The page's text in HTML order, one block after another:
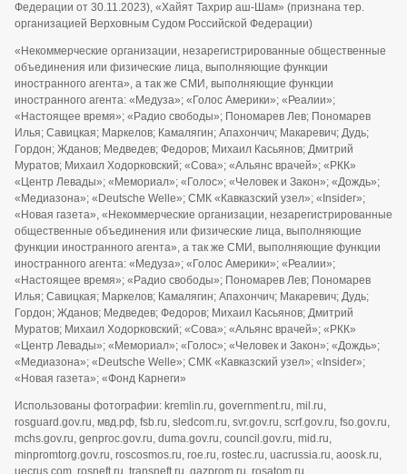
Федерации от 30.11.2023), «Хайят Тахрир аш-Шам» (признана тер.
организацией Верховным Судом Российской Федерации)
«Некоммерческие организации, незарегистрированные общественные
объединения или физические лица, выполняющие функции
иностранного агента», а так же СМИ, выполняющие функции
иностранного агента: «Медуза»; «Голос Америки»; «Реалии»;
«Настоящее время»; «Радио свободы»; Пономарев Лев; Пономарев
Илья; Савицкая; Маркелов; Камалягин; Апахончич; Макаревич; Дудь;
Гордон; Жданов; Медведев; Федоров; Михаил Касьянов; Дмитрий
Муратов; Михаил Ходорковский; «Сова»; «Альянс врачей»; «РКК»
«Центр Левады»; «Мемориал»; «Голос»; «Человек и Закон»; «Дождь»;
«Медиазона»; «Deutsche Welle»; СМК «Кавказский узел»; «Insider»;
«Новая газета», «Некоммерческие организации, незарегистрированные
общественные объединения или физические лица, выполняющие
функции иностранного агента», а так же СМИ, выполняющие функции
иностранного агента: «Медуза»; «Голос Америки»; «Реалии»;
«Настоящее время»; «Радио свободы»; Пономарев Лев; Пономарев
Илья; Савицкая; Маркелов; Камалягин; Апахончич; Макаревич; Дудь;
Гордон; Жданов; Медведев; Федоров; Михаил Касьянов; Дмитрий
Муратов; Михаил Ходорковский; «Сова»; «Альянс врачей»; «РКК»
«Центр Левады»; «Мемориал»; «Голос»; «Человек и Закон»; «Дождь»;
«Медиазона»; «Deutsche Welle»; СМК «Кавказский узел»; «Insider»;
«Новая газета»; «Фонд Карнеги»
Использованы фотографии: kremlin.ru, government.ru, mil.ru,
rosguard.gov.ru, мвд.рф, fsb.ru, sledcom.ru, svr.gov.ru, scrf.gov.ru, fso.gov.ru,
mchs.gov.ru, genproc.gov.ru, duma.gov.ru, council.gov.ru, mid.ru,
minpromtorg.gov.ru, roscosmos.ru, roe.ru, rostec.ru, uacrussia.ru, aoosk.ru,
uecrus.com, rosneft.ru, transneft.ru, gazprom.ru, rosatom.ru